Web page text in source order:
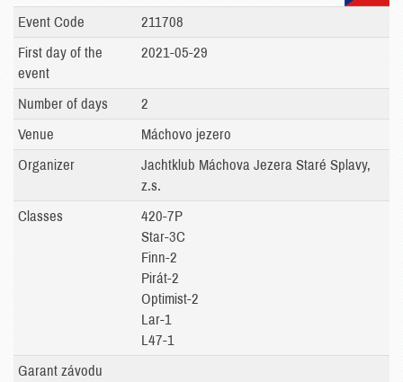
Event Code
211708
First day of the
event
2021-05-29
Number of days
2
Venue
Máchovo jezero
Organizer
Jachtklub Máchova Jezera Staré Splavy,
z.s.
Classes
420-7P
Star-3C
Finn-2
Pirát-2
Optimist-2
Lar-1
L47-1
Garant závodu